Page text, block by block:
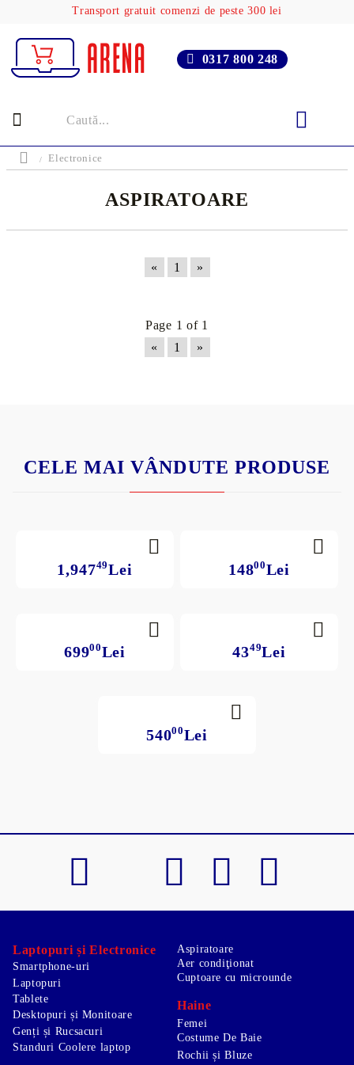
Transport gratuit comenzi de peste 300 lei
0317 800 248
Electronice
ASPIRATOARE
« 1 »
Page 1 of 1
«
1 »
CELE MAI VÂNDUTE PRODUSE
1,94749Lei 14800Lei
69900Lei 4349Lei
54000Lei
Laptopuri și Electronice
Smartphone-uri
Laptopuri
Tablete
Desktopuri și Monitoare
Genți și Rucsacuri
Standuri Coolere laptop
Aspiratoare
Aer condiţionat
Cuptoare cu microunde
Haine
Femei
Costume De Baie
Rochii și Bluze